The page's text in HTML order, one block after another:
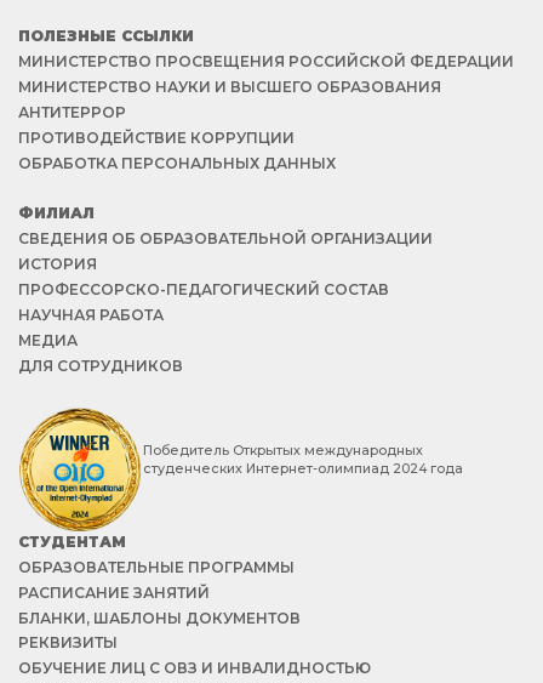
ПОЛЕЗНЫЕ ССЫЛКИ
МИНИСТЕРСТВО ПРОСВЕЩЕНИЯ РОССИЙСКОЙ ФЕДЕРАЦИИ
МИНИСТЕРСТВО НАУКИ И ВЫСШЕГО ОБРАЗОВАНИЯ
АНТИТЕРРОР
ПРОТИВОДЕЙСТВИЕ КОРРУПЦИИ
ОБРАБОТКА ПЕРСОНАЛЬНЫХ ДАННЫХ
ФИЛИАЛ
СВЕДЕНИЯ ОБ ОБРАЗОВАТЕЛЬНОЙ ОРГАНИЗАЦИИ
ИСТОРИЯ
ПРОФЕССОРСКО-ПЕДАГОГИЧЕСКИЙ СОСТАВ
НАУЧНАЯ РАБОТА
МЕДИА
ДЛЯ СОТРУДНИКОВ
Победитель Открытых международных
студенческих Интернет-олимпиад 2024 года
СТУДЕНТАМ
ОБРАЗОВАТЕЛЬНЫЕ ПРОГРАММЫ
РАСПИСАНИЕ ЗАНЯТИЙ
БЛАНКИ, ШАБЛОНЫ ДОКУМЕНТОВ
РЕКВИЗИТЫ
ОБУЧЕНИЕ ЛИЦ С ОВЗ И ИНВАЛИДНОСТЬЮ